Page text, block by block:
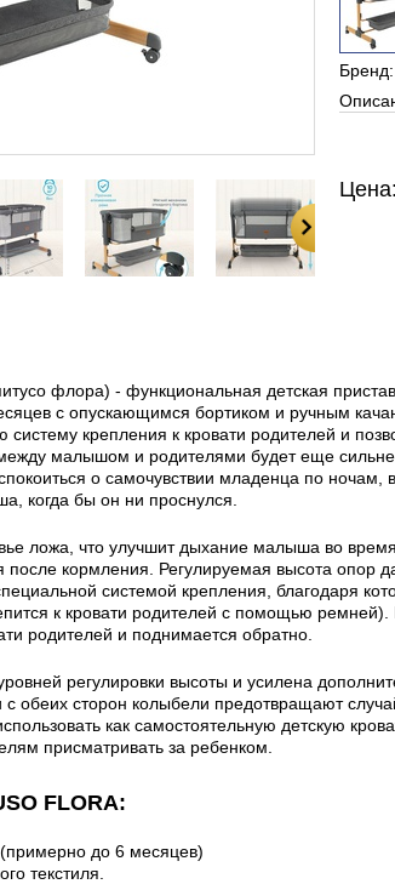
Бренд:
Цена:
флора) - функциональная детская
с опускающимся бортиком и ручным
крепления к кровати родителей и
малышом и родителями будет еще
о самочувствии младенца по ночам,
когда бы он ни проснулся.
ложа, что улучшит дыхание малыша во
после кормления. Регулируемая высота опор
системой крепления, благодаря
к кровати родителей с помощью ремней).
родителей и поднимается обратно.
регулировки высоты и усилена
с обеих сторон колыбели предотвращают
как самостоятельную детскую
присматривать за ребенком.
FLORA:
до 6 месяцев)
текстиля.